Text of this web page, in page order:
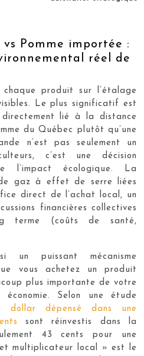
Pomme importée :
réel de
produit sur l’étalage
Le plus significatif est
directement lié à la distance
du Québec plutôt qu’une
n’est pas seulement un
c’est une décision
l’impact écologique. La
gaz à effet de serre liées
direct de l’achat local, un
financières collectives
terme (coûts de santé,
un puissant mécanisme
vous achetez un produit
plus importante de votre
Selon une étude
dollar dépensé dans une
sont réinvestis dans la
43 cents pour une
multiplicateur local » est le